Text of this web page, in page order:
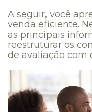
A seguir, você
venda eficiente.
as principais
reestruturar os
de avaliação com